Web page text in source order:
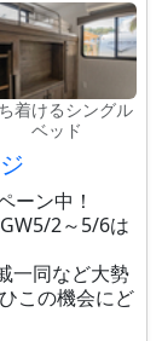
着けるシングル
ベッド
ーン中！
2～5/6は
一同など大勢
この機会にど